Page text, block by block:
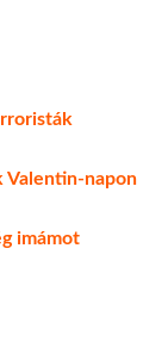
Valentin-napon
imámot